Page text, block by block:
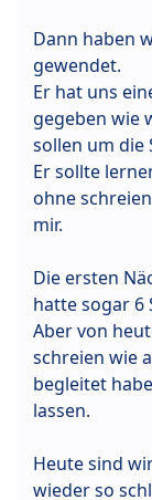
Dann haben
gewendet.
Er hat uns
gegeben wie
sollen um die
Er sollte
ohne
mir.
Die ersten
hatte sogar 6
Aber von
schreien wie
begleitet
lassen.
Heute sind
wieder so